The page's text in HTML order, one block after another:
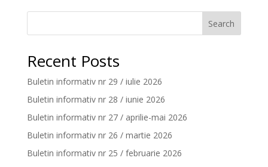
Search
Recent Posts
Buletin informativ nr 29 / iulie 2026
Buletin informativ nr 28 / iunie 2026
Buletin informativ nr 27 / aprilie-mai 2026
Buletin informativ nr 26 / martie 2026
Buletin informativ nr 25 / februarie 2026